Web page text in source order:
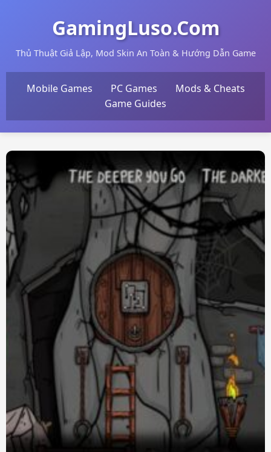
GamingLuso.Com
Thủ Thuật Giả Lập, Mod Skin An Toàn & Hướng Dẫn Game
Mobile Games PC Games
Mods & Cheats
Game Guides